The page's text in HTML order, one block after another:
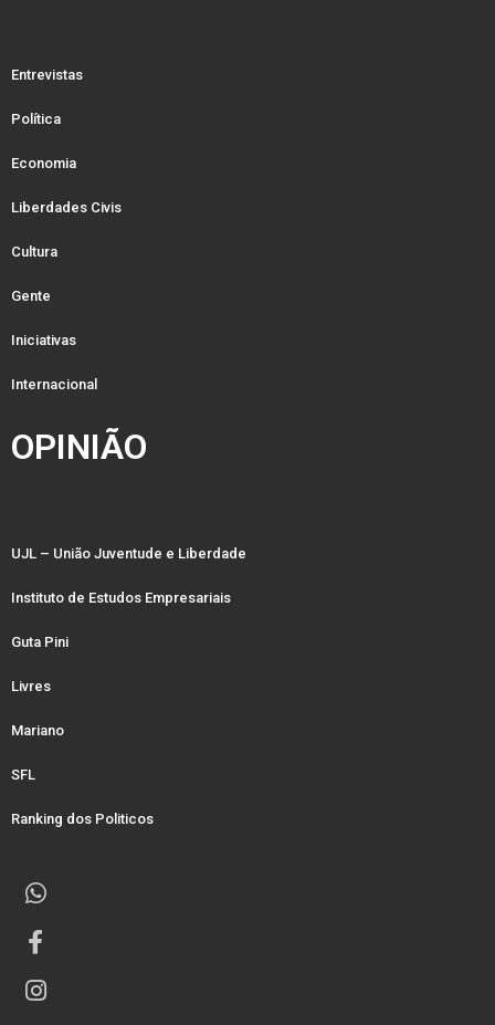
Entrevistas
Política
Economia
Liberdades Civis
Cultura
Gente
Iniciativas
Internacional
OPINIÃO
UJL – União Juventude e Liberdade
Instituto de Estudos Empresariais
Guta Pini
Livres
Mariano
SFL
Ranking dos Politicos